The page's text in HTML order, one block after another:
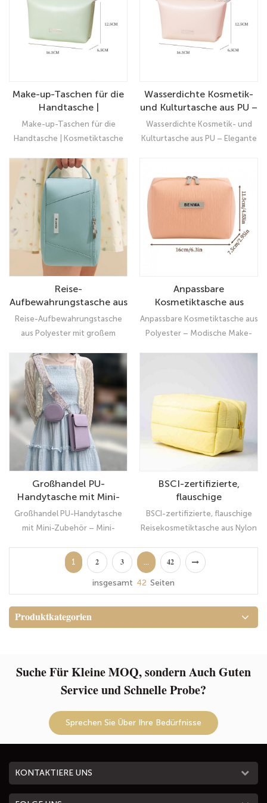
Geschenk für Frauen
Make-up-Taschen für die
Handtasche |
Kosmetiktasche mit
Reißverschluss | Große
für Make-up-Organizer
und Werkzeug für Frauen
und Mädchen
Make-up-Taschen für die
Handtasche | Kosmetiktasche
Reisetasche aus Canvas für
Make-up-Organizer und
Werkzeug für Frauen und
Wasserdichte Kosmetik-
und Kulturtasche aus PU –
Elegante Reisetasche mit
individuellem Logo | OEM-
und ODM-Optionen
Wasserdichte Kosmetik- und
Kulturtasche aus PU – Elegante
Optionen
Reise-
Aufbewahrungstasche aus
Polyester mit großem
Fassungsvermögen –
Hochwertiger
wasserdichter Organizer |
OEM & ODM anpassbar
Reise-Aufbewahrungstasche
aus Polyester mit großem
Hochwertiger wasserdichter
Organizer | OEM & ODM
anpassbar
Anpassbare
Kosmetiktasche aus
Polyester – Modische
Make-up-Tasche mit Logo
Sonderanfertigungen
Anpassbare Kosmetiktasche aus
Polyester – Modische Make-
Großhandel PU-
Handytasche mit Mini-
Zubehör – Mini-
Handytasche mit
und ODM-Service
Großhandel PU-Handytasche
mit Mini-Zubehör – Mini-
Logo | OEM- und ODM-Service
BSCI-zertifizierte,
flauschige
Reisekosmetiktasche aus
Nylon – Individuelle
die Hand (OEM/ODM
verfügbar)
BSCI-zertifizierte, flauschige
Reisekosmetiktasche aus Nylon
Aufbewahrungstasche für die
Hand (OEM/ODM verfügbar)
1 2 3 ... 42
insgesamt 42 Seiten
Produktkategorien
Suche Für Kleine MOQ, sondern Auch Guten
Service und Schnelle Probe?
Sprechen Sie Über Ihre Bedürfnisse
KONTAKTIERE UNS